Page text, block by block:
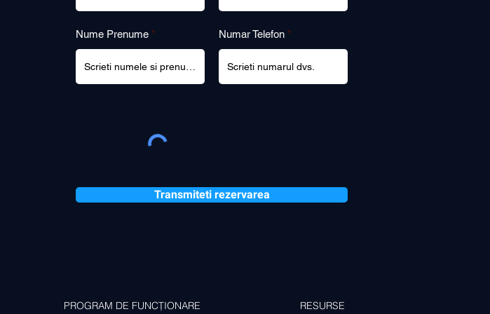
r
d
Nume Prenume Numar Telefon
Transmiteti rezervarea
PROGRAM DE FUNCȚIONARE RESURSE